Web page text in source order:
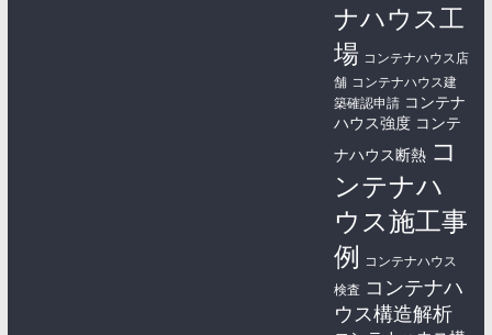
ナハウス工
場 コンテナハウス店
舗 コンテナハウス建
築確認申請 コンテナ
ハウス強度 コンテ
ナハウス断熱 コ
ンテナハ
ウス施工事
例 コンテナハウス
検査 コンテナハ
ウス構造解析